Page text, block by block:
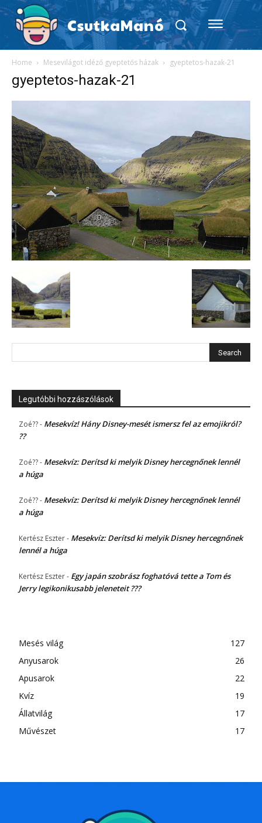
CsutkaManó
Home Mesevilágot idéző gyeptetős házak gyeptetos-hazak-21
gyeptetos-hazak-21
Legutóbbi hozzászólások
Zoé??- Mesekvíz! Hány Disney-mesét ismersz fel az emojikról?
??
Zoé??- Mesekvíz: Derítsd ki melyik Disney hercegnőnek lennél
a húga
Zoé??- Mesekvíz: Derítsd ki melyik Disney hercegnőnek lennél
a húga
Kertész Eszter- Mesekvíz: Derítsd ki melyik Disney hercegnőnek
lennél a húga
Kertész Eszter- Egy japán szobrász foghatóvá tette a Tom és
Jerry legikonikusabb jeleneteit ???
Mesés világ
127
Anyusarok
26
Apusarok
22
Kvíz
19
Állatvilág
17
Művészet
17